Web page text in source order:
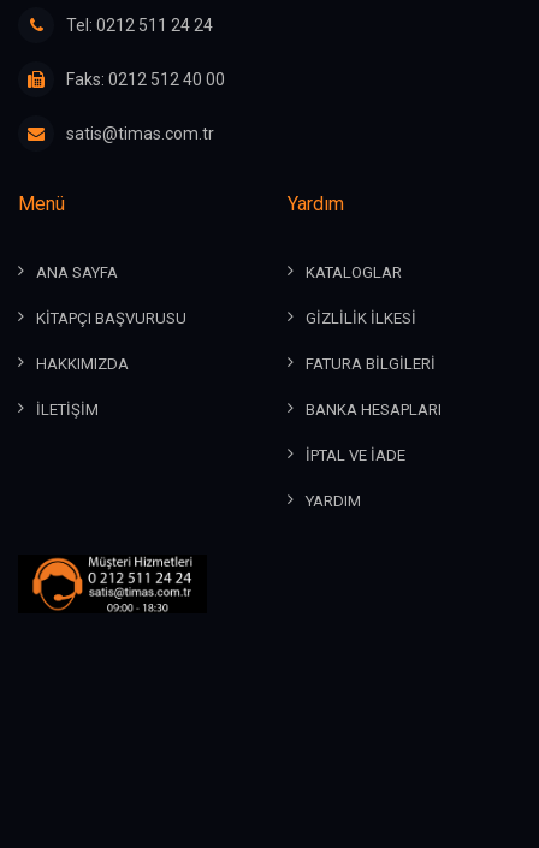
Tel: 0212 511 24 24
Faks: 0212 512 40 00
satis@timas.com.tr
Menü
ANA SAYFA
KİTAPÇI BAŞVURUSU
HAKKIMIZDA
İLETİŞİM
Yardım
KATALOGLAR
GİZLİLİK İLKESİ
FATURA BİLGİLERİ
BANKA HESAPLARI
İPTAL VE İADE
YARDIM